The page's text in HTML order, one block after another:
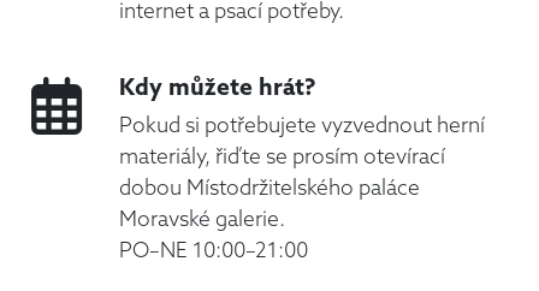
internet a psací potřeby.
Kdy můžete hrát?
Pokud si potřebujete vyzvednout herní
materiály, řiďte se prosím otevírací
dobou Místodržitelského paláce
Moravské galerie.
PO–NE 10:00–21:00